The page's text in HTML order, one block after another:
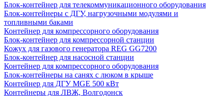
Блок-контейнер для телекоммуникационного оборудования
Блок-контейнеры с ДГУ, нагрузочными модулями и
топливными баками
Контейнер для компрессорного оборудования
Блок-контейнер для компрессорной станции
Кожух для газового генератора REG GG7200
Блок-контейнер для насосной станции
Контейнер для компрессорного оборудования
Блок-контейнеры на санях с люком в крыше
Контейнер для ДГУ MGE 500 кВт
Контейнеры для ЛВЖ, Волгодонск